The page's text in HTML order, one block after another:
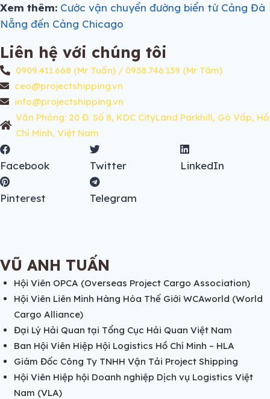
Xem thêm: Cước vận chuyển đường biển từ Cảng Đà
Nẵng đến Cảng Chicago
Liên hệ với chúng tôi
0909.411.668 (Mr Tuấn) / 0938.746.139 (Mr Tâm)
ceo@projectshipping.vn
info@projectshipping.vn
Văn Phòng: 20 Đ. Số 8, KDC CityLand Parkhill, Gò Vấp, Hồ
Chí Minh, Việt Nam
Facebook Twitter LinkedIn
Pinterest Telegram
VŨ ANH TUẤN
Hội Viên OPCA (Overseas Project Cargo Association)
Hội Viên Liên Minh Hàng Hóa Thế Giới WCAworld (World
Cargo Alliance)
Đại Lý Hải Quan tại Tổng Cục Hải Quan Việt Nam
Ban Hội Viên Hiệp Hội Logistics Hồ Chí Minh – HLA
Giám Đốc Công Ty TNHH Vận Tải Project Shipping
Hội Viên Hiệp hội Doanh nghiệp Dịch vụ Logistics Việt
Nam (VLA)